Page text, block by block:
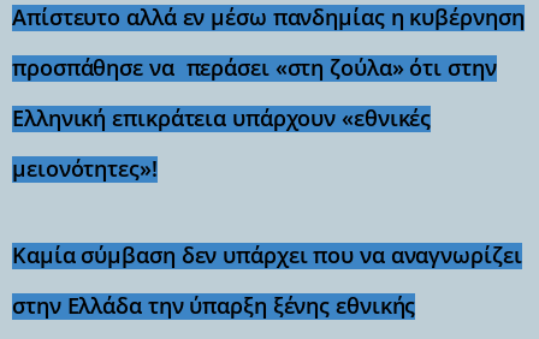
Απίστευτο αλλά εν μέσω πανδημίας η κυβέρνηση
προσπάθησε να περάσει «στη ζούλα» ότι στην
Ελληνική επικράτεια υπάρχουν «εθνικές
μειονότητες»!
Καμία σύμβαση δεν υπάρχει που να αναγνωρίζει
στην Ελλάδα την ύπαρξη ξένης εθνικής